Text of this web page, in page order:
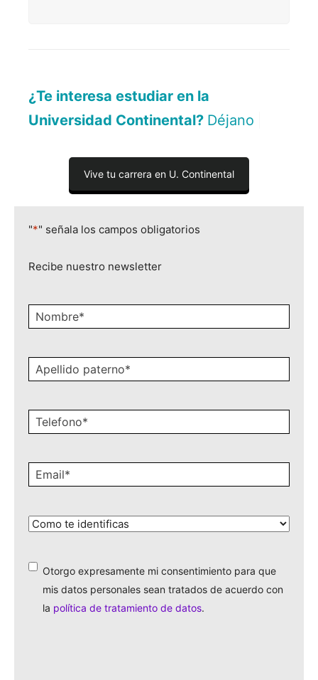
¿Te interesa estudiar en la
Universidad Continental?
Vive tu carrera en U. Continental
paterno*
te
identificas?
Otorgo expresamente mi consentimiento para que
mis datos personales sean tratados de acuerdo con